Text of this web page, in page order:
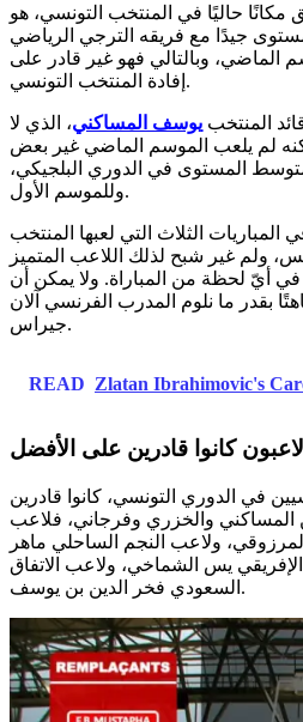
مكانًا حاليًا في المنتخب التونسي، هو
جيدًا مع فريقه الترجي الرياضي
الماضي، وبالتالي فهو غير قادر على
إفادة المنتخب التونسي.
المنتخب يوسف المساكني، الذي لا
لم يلعب الموسم الماضي غير بعض
المستوى في الدوري البلجيكي،
وللموسم الأول.
الثلاث التي لعبها المنتخب
ولم غير شبح لذلك اللاعب المتميز
في أيّ لحظة من المباراة. ولا يمكن أن
بقدر ما نلوم المدرب الفرنسي آلان
جيراس.
READ Zlatan Ibrahimovic's
كانوا قادرين على الأفضل
في الدوري التونسي، كانوا قادرين
والخزري وفرجاني، فلاعب
ولاعب النجم الساحلي ماهر
يس الشماخي، ولاعب الاتفاق
السعودي فخر الدين بن يوسف.